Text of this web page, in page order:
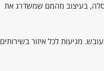
בעיצוב מהמם שמשדרג את
מגיעות לכל איזור בשירותים